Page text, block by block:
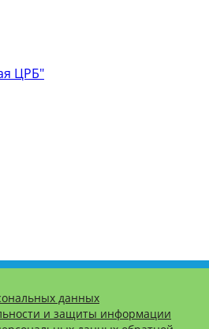
ЦРБ"
данных
и защиты информации